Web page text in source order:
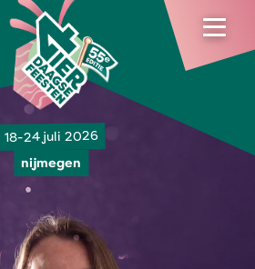
18-24 juli 2026
nijmegen